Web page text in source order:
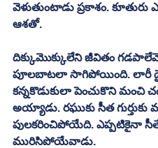
వెళుతుంటాడు ప్రకాశం. కూతురు
ఆశతో.
దిక్కుమొక్కులేని జీవితం
పూలబాటలా సాగిపోయింది. లారీ
కన్నకొడుకులా పెంచుకొని మంచి
అయ్యాడు. రఘుకు సీత గుర్తుకు
పులకరించిపోయేది. ఎప్పటికైనా
మురిసిపోయేవాడు.